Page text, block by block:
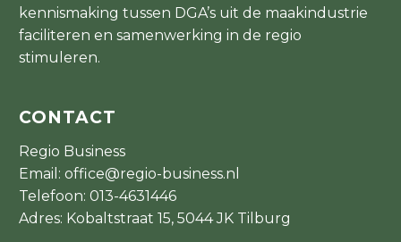
kennismaking tussen DGA’s uit de maakindustrie
faciliteren en samenwerking in de regio
stimuleren.
CONTACT
Regio Business
Email: office@regio-business.nl
Telefoon: 013-4631446
Adres: Kobaltstraat 15, 5044 JK Tilburg